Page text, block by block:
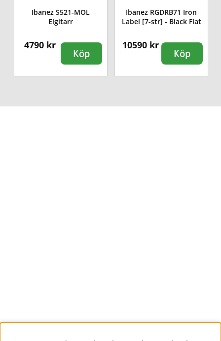
Ibanez S521-MOL
Elgitarr
4790 kr
Köp
Ibanez RGDRB71 Iron
Label [7-str] - Black Flat
10590 kr
Köp